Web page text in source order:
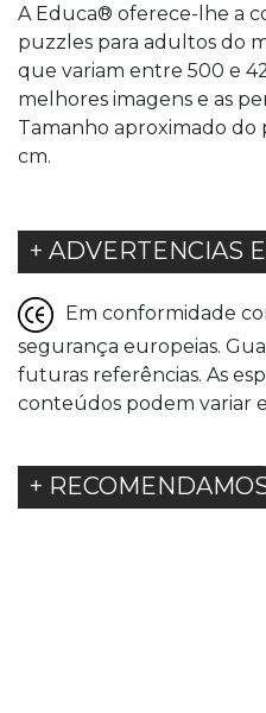
A Educa® oferece-lhe a
puzzles para adultos do
que variam entre 500 e
melhores imagens e as
Tamanho aproximado
cm.
+ ADVERTENCIAS
Em conformidade
segurança europeias.
futuras referências. As
conteúdos podem variar
+